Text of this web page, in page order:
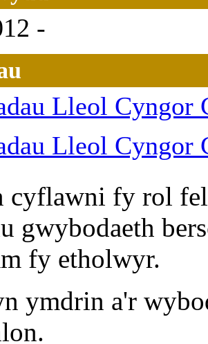
-
Lleol Cyngor
Lleol Cyngor
cyflawni fy rol
gwybodaeth
fy etholwyr.
ymdrin a'r